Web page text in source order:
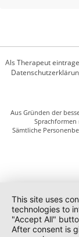
Als Therapeut
Aus Gründen der
Sämtliche
This site uses
technologies to
"Accept All"
After consent is